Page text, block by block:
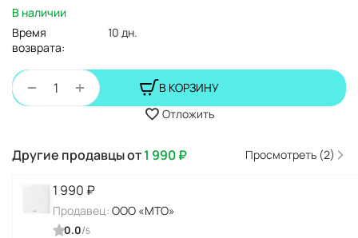
В наличии
Время
возврата:
10 дн.
+
−
В КОРЗИНУ
Отложить
Другие продавцы от1 990₽ Просмотреть (2)
1 990 ₽
Продавец: ООО «МТО»
0.0/5